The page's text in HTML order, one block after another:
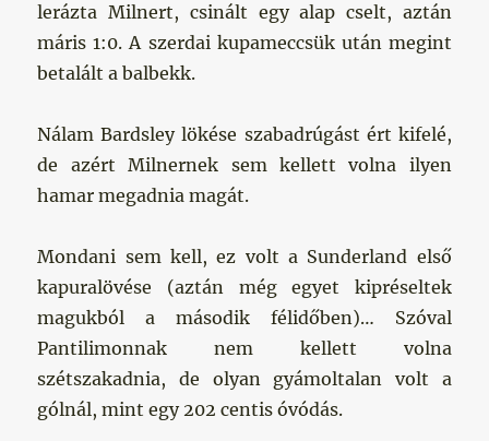
lerázta Milnert, csinált egy alap cselt, aztán
máris 1:0. A szerdai kupameccsük után megint
betalált a balbekk.
Nálam Bardsley lökése szabadrúgást ért kifelé,
de azért Milnernek sem kellett volna ilyen
hamar megadnia magát.
Mondani sem kell, ez volt a Sunderland első
kapuralövése (aztán még egyet kipréseltek
magukból a második félidőben)… Szóval
Pantilimonnak nem kellett volna
szétszakadnia, de olyan gyámoltalan volt a
gólnál, mint egy 202 centis óvódás.